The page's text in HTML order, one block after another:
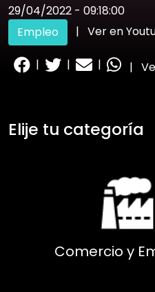
29/04/2022 - 09:18:00
Empleo
| Ver en
| | | |
Elije tu categoría
Comercio y